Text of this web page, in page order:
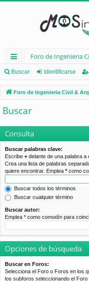
nl
ac
es
rá
pi
d
os
Foro de Ingenieria
Buscar Identificarse
Foro de Ingenieria Civil &
Buscar
Consulta
Buscar palabras clave:
Escribe + delante de una palabra a
Crea una lista de palabras
quiere encontrar. Emplea *como
Buscar todos los términos
Buscar cualquier término
Buscar autor:
Emplea * como comodín para
Opciones de búsqueda
Buscar en Foros:
Selecciona el Foro o Foros en los
los subforos seleccionando el